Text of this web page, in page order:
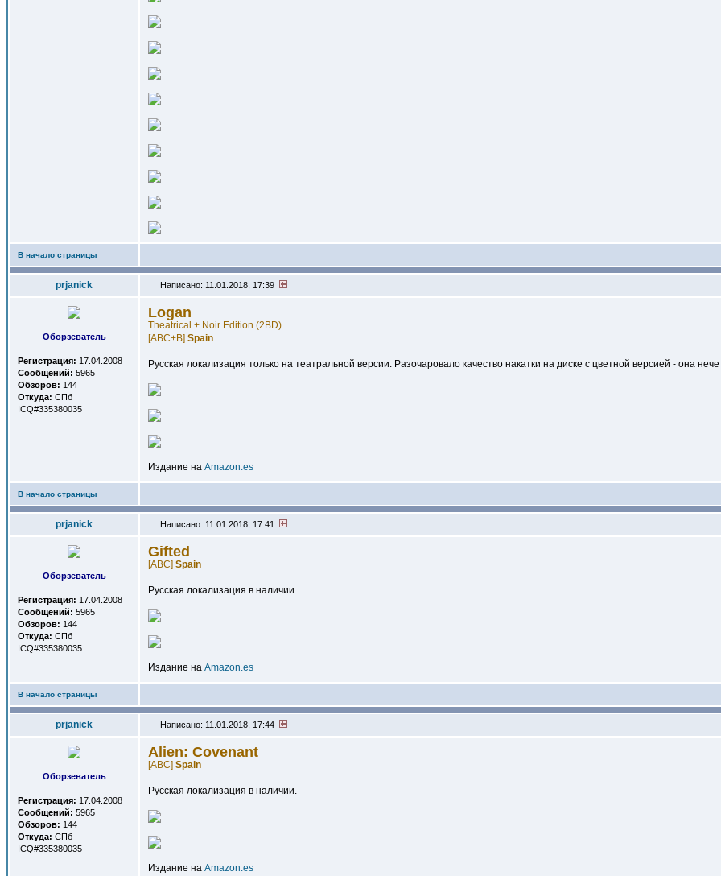
В начало страницы
prjanick Написано: 11.01.2018, 17:39
Оборзеватель
Регистрация: 17.04.2008
Сообщений: 5965
Обзоров: 144
Откуда: СПб
ICQ#335380035
Logan
Theatrical + Noir Edition (2BD)
[ABC+B] Spain
Русская локализация только на театральной версии. Разочаровало качество накатки на диске с цветной версией - она
Издание на Amazon.es
В начало страницы
prjanick Написано: 11.01.2018, 17:41
Оборзеватель
Регистрация: 17.04.2008
Сообщений: 5965
Обзоров: 144
Откуда: СПб
ICQ#335380035
Gifted
[ABC] Spain
Русская локализация в наличии.
Издание на Amazon.es
В начало страницы
prjanick Написано: 11.01.2018, 17:44
Оборзеватель
Регистрация: 17.04.2008
Сообщений: 5965
Обзоров: 144
Откуда: СПб
ICQ#335380035
Alien: Covenant
[ABC] Spain
Русская локализация в наличии.
Издание на Amazon.es